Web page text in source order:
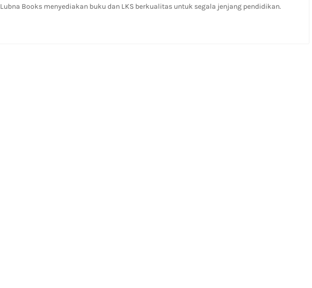
Lubna Books menyediakan buku dan LKS berkualitas untuk segala jenjang pendidikan.